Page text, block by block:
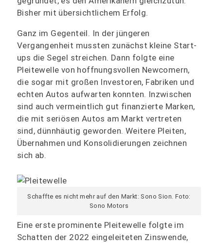
Bisher mit übersichtlichem Erfolg.
Ganz im Gegenteil. In der jüngeren
Vergangenheit mussten zunächst kleine Start-
ups die Segel streichen. Dann folgte eine
Pleitewelle von hoffnungsvollen Newcomern,
die sogar mit großen Investoren, Fabriken und
echten Autos aufwarten konnten. Inzwischen
sind auch vermeintlich gut finanzierte Marken,
die mit seriösen Autos am Markt vertreten
sind, dünnhäutig geworden. Weitere Pleiten,
Übernahmen und Konsolidierungen zeichnen
sich ab.
Schaffte es nicht mehr auf den Markt: Sono Sion. Foto:
Sono Motors
Eine erste prominente Pleitewelle folgte im
Schatten der 2022 eingeleiteten Zinswende,